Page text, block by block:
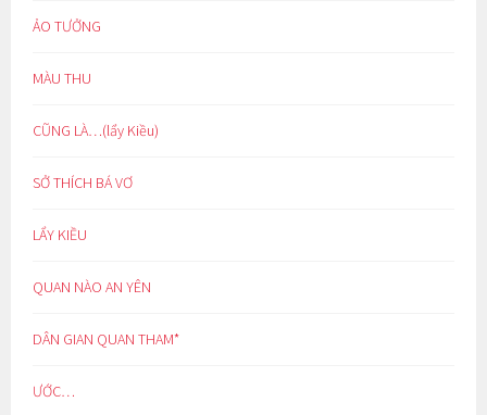
ẢO TƯỞNG
MÀU THU
CŨNG LÀ…(lẩy Kiều)
SỞ THÍCH BÁ VƠ
LẨY KIỀU
QUAN NÀO AN YÊN
DÂN GIAN QUAN THAM*
ƯỚC…